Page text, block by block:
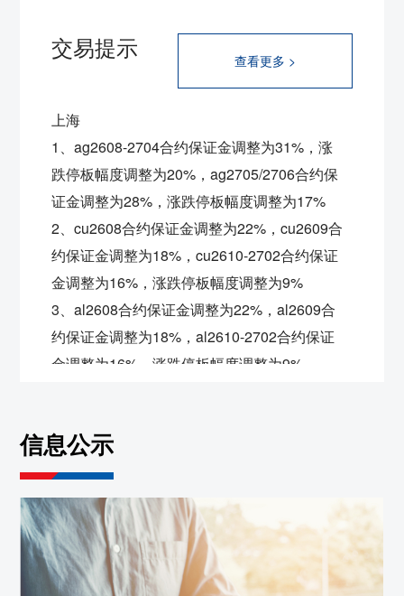
交易提示 查看更多 >
上海
1、ag2608-2704合约保证金调整为31%，涨
跌停板幅度调整为20%，ag2705/2706合约保
证金调整为28%，涨跌停板幅度调整为17%
2、cu2608合约保证金调整为22%，cu2609合
约保证金调整为18%，cu2610-2702合约保证
金调整为16%，涨跌停板幅度调整为9%
3、al2608合约保证金调整为22%，al2609合
约保证金调整为18%，al2610-2702合约保证
金调整为16%，涨跌停板幅度调整为9%
金调整为17%，涨跌停板幅度调整为10%
5、sn2608合约保证金调整为22%，
约保证金调整为21%， sn2610-2703合约保证
金调整为19%，涨跌停板幅度调整为12%
6、zn2608合约保证金调整为22%，
zn2609合
约保证金调整为18%， zn2610-2702合约保证
信息公示